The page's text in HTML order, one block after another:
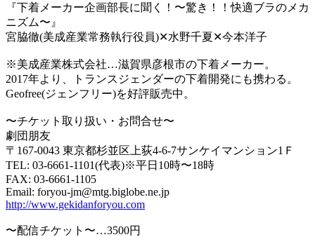
『下着メーカー企画部長に聞く！〜驚き！！快適ブラのメカ
ニズム〜』
宮脇徹(美成産業常務執行役員)✕水野千夏✕今本洋子
※美成産業株式会社…滋賀県彦根市の下着メーカー。
2017年より、トランスジェンダーの下着開発にも携わる。
Geofree(ジェンフリー)を好評販売中。
〜チケット取り扱い・お問合せ〜
劇団朋友
〒167-0043 東京都杉並区上荻4-6-7サンケイマンション1Ｆ
TEL: 03-6661-1101(代表)※平日10時〜18時
FAX: 03-6661-1105
Email: foryou-jm@mtg.biglobe.ne.jp
http://www.gekidanforyou.com
〜配信チケット〜…3500円